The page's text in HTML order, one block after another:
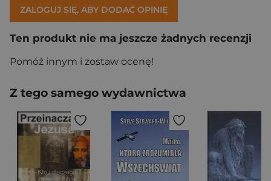
ZALOGUJ SIĘ, ABY DODAĆ OPINIĘ
Ten produkt nie ma jeszcze żadnych recenzji
Pomóż innym i zostaw ocenę!
Z tego samego wydawnictwa